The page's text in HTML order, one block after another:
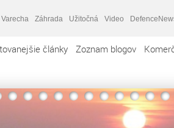
Varecha Záhrada Užitočná Video
články Zoznam blogov